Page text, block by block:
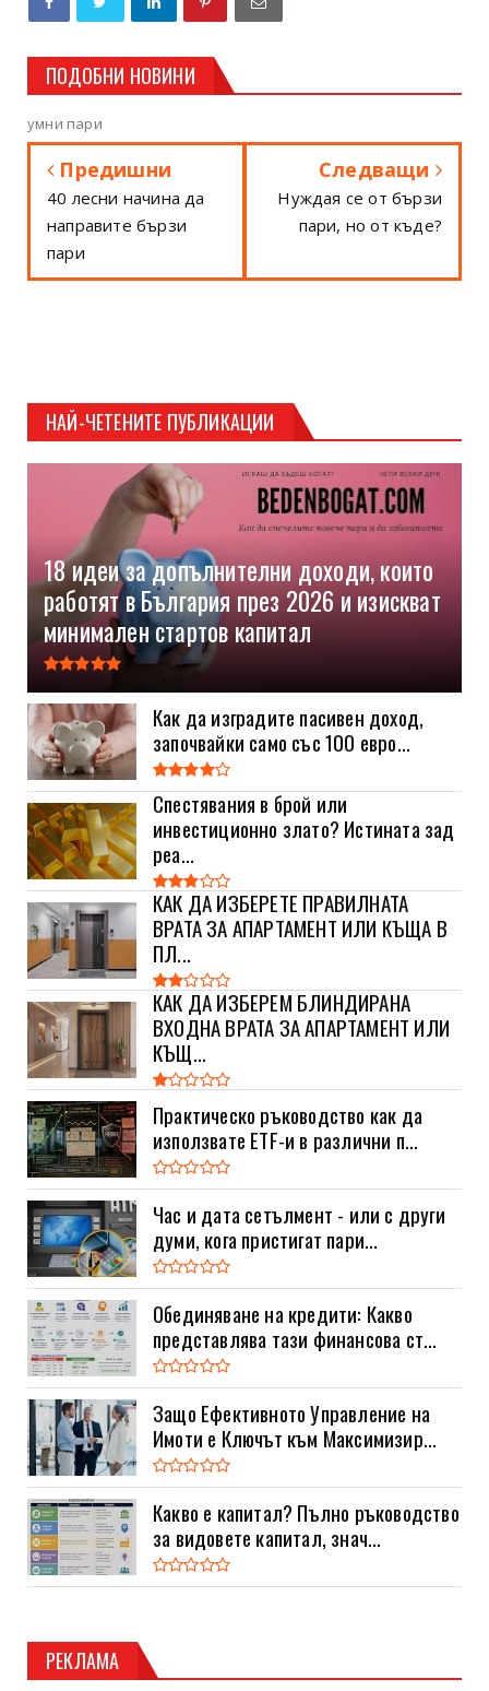
ПОДОБНИ НОВИНИ
умни пари
Предишни
40 лесни начина да
направите бързи
пари
Следващи
Нуждая се от бързи
пари, но от къде?
НАЙ-ЧЕТЕНИТЕ ПУБЛИКАЦИИ
18 идеи за допълнителни доходи, които
работят в България през 2026 и изискват
минимален стартов капитал
Как да изградите пасивен доход,
започвайки само със 100 евро...
Спестявания в брой или
инвестиционно злато? Истината зад
реа...
КАК ДА ИЗБЕРЕТЕ ПРАВИЛНАТА
ВРАТА ЗА АПАРТАМЕНТ ИЛИ КЪЩА В
ПЛ...
КАК ДА ИЗБЕРЕМ БЛИНДИРАНА
ВХОДНА ВРАТА ЗА АПАРТАМЕНТ ИЛИ
КЪЩ...
Практическо ръководство как да
използвате ETF-и в различни п...
Час и дата сетълмент - или с други
думи, кога пристигат пари...
Обединяване на кредити: Какво
представлява тази финансова ст...
Защо Ефективното Управление на
Имоти е Ключът към Максимизир...
Какво е капитал? Пълно ръководство
за видовете капитал, знач...
РЕКЛАМА